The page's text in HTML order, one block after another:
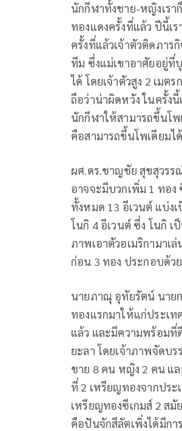
นักกีฬาทั้งชาย-หญิงเรา
ทองแดงครั้งที่แล้ว ปีนี้เร
ครั้งที่แล้วเจ้าตัวติดภารกิ
ทีม ซึ่งแม่เขาอาศัยอยู่ที่
ได้ โดยเจ้าตัวสูง 2 เมตร
ถือว่าน่าผิดหวัง ในครั้ง
นักกีฬาให้สามารถขึ้นโพ
คือสามารถขึ้นโพเดียมไ
ผศ.ดร.ชาญชัย สุขสุวรร
อาจจะมีบวกเพิ่ม 1 ทอง
ทั้งหมด 13 อีเวนต์ แบ่ง
โนกิ 4อีเวนต์ ซึ่ง โนกิ เ
ภาพเอาตัวอเมริกามาเ
ก่อน 3 ทอง ประกอบด้วย
นายภาณุ อุทัยรัตน์ นาย
ทองแรกมาให้แก่ประเท
แล้ว และมีความพร้อมท
ยะลา โดยเจ้าภาพจัดบร
ชาย 8คน หญิง 2 คน แ
ที่ 2 เหรียญทองจากประ
เหรียญทองซีเกมส์ 2 สมั
คือปันจักสีลัตเพิ่งได้มีกา